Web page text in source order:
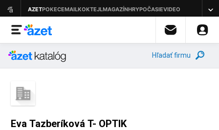
Hľadať firmu
Eva Tazberíková T- OPTIK